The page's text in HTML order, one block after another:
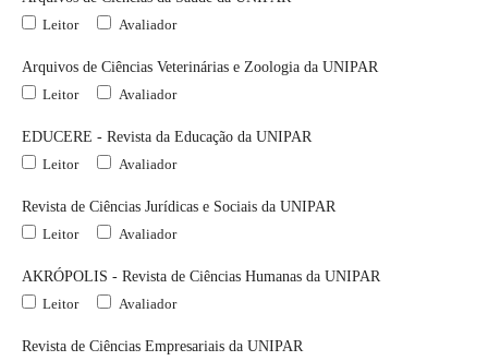
Leitor
Avaliador
Arquivos de Ciências Veterinárias e Zoologia da UNIPAR
Leitor
Avaliador
EDUCERE - Revista da Educação da UNIPAR
Leitor
Avaliador
Revista de Ciências Jurídicas e Sociais da UNIPAR
Leitor
Avaliador
AKRÓPOLIS - Revista de Ciências Humanas da UNIPAR
Leitor
Avaliador
Revista de Ciências Empresariais da UNIPAR